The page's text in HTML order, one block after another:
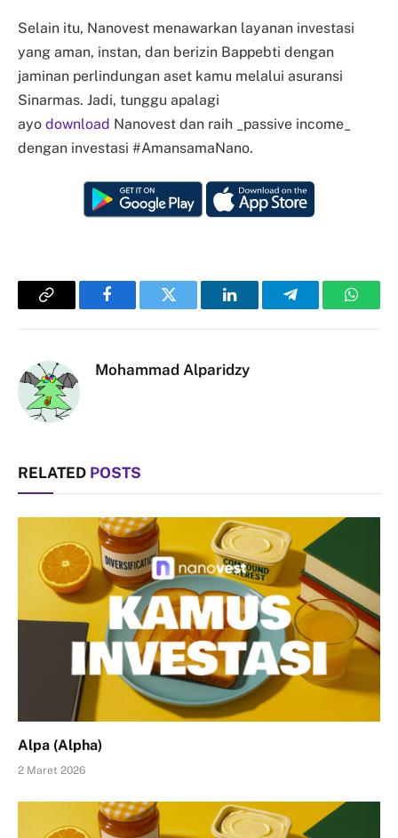
Selain itu, Nanovest menawarkan layanan investasi
yang aman, instan, dan berizin Bappebti dengan
jaminan perlindungan aset kamu melalui asuransi
Sinarmas. Jadi, tunggu apalagi
ayo download Nanovest dan raih _passive income_
dengan investasi #AmansamaNano.
Copy
FacebookTwitter LinkedInTelegram
Mohammad Alparidzy
RELATED POSTS
Alpa (Alpha)
2 Maret 2026